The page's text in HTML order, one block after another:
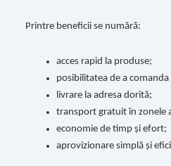
Printre beneficii se numără:
acces rapid la produse;
posibilitatea de a
livrare la adresa dorită;
transport gratuit în zonele
economie de timp și efort;
aprovizionare simplă și